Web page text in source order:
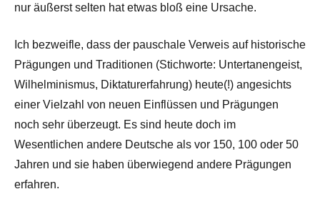
nur äußerst selten hat etwas bloß eine Ursache.
Ich bezweifle, dass der pauschale Verweis auf historische
Prägungen und Traditionen (Stichworte: Untertanengeist,
Wilhelminismus, Diktaturerfahrung) heute(!) angesichts
einer Vielzahl von neuen Einflüssen und Prägungen
noch sehr überzeugt. Es sind heute doch im
Wesentlichen andere Deutsche als vor 150, 100 oder 50
Jahren und sie haben überwiegend andere Prägungen
erfahren.